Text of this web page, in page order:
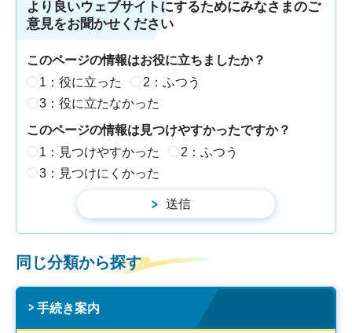
より良いウェブサイトにするためにみなさまのご
意見をお聞かせください
このページの情報はお役に立ちましたか？
1：役に立った
2：ふつう
3：役に立たなかった
このページの情報は見つけやすかったですか？
1：見つけやすかった
2：ふつう
3：見つけにくかった
同じ分類から探す
手続き案内